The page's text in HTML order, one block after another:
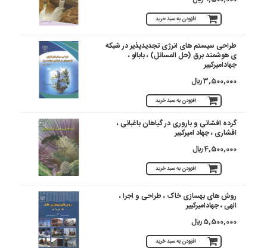
افزودن به سبد خرید
طراحی سیستم های انرژی تجدیدپذیر در شبکه
ی هوشمند برق (حل المسائل) ، بابالو ،
جهادامیرکبیر
3,500,000 ريال
افزودن به سبد خرید
گرده افشانی و باروری در گیاهان باغبانی ،
افشاری ، جهاد امیرکبیر
4,500,000 ريال
افزودن به سبد خرید
روش های بهسازی خاک ، طراحی و اجرا ،
الهی ، جهادامیرکبیر
5,500,000 ريال
افزودن به سبد خرید